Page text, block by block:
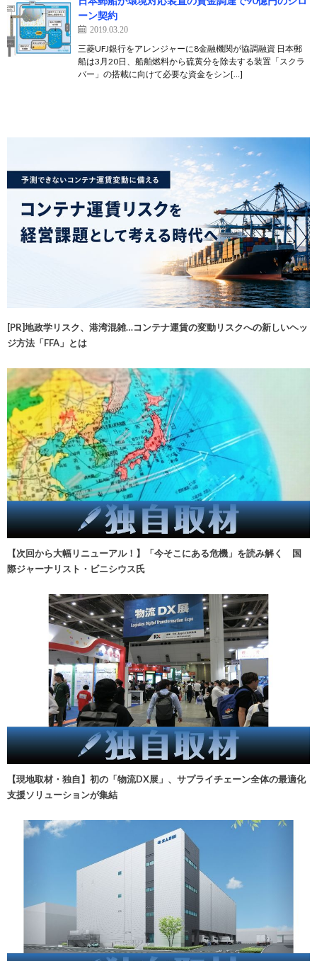
ーン契約
2019.03.20
三菱UFJ銀行をアレンジャーに8金融機関が協調融資 日本郵
船は3月20日、船舶燃料から硫黄分を除去する装置「スクラ
バー」の搭載に向けて必要な資金をシン[…]
[PR]地政学リスク、港湾混雑…コンテナ運賃の変動リスクへの新しいヘッ
ジ方法「FFA」とは
【次回から大幅リニューアル！】「今そこにある危機」を読み解く 国
際ジャーナリスト・ビニシウス氏
【現地取材・独自】初の「物流DX展」、サプライチェーン全体の最適化
支援ソリューションが集結